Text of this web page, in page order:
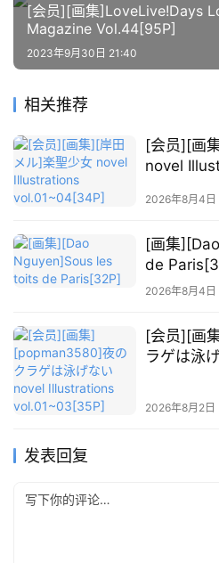
关
于
本
[会员][画集]LoveLive!Days
Magazine Vol.44[95P]
2023年9月30日 21:40
相关推荐
[会员][画
novel
2026年8月4日
[画集
de
2026年8月4日
[会员][画
ラゲは泳
2026年8月2日
发表回复